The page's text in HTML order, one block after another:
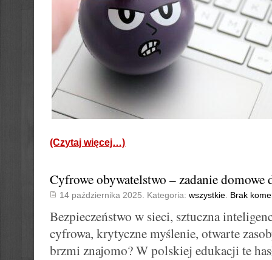
(Czytaj więcej…)
Cyfrowe obywatelstwo – zadanie domowe
14 października 2025. Kategoria:wszystkie Brak
Bezpieczeństwo w sieci, sztuczna
cyfrowa, krytyczne myślenie, otwarte
brzmi znajomo? W polskiej edukacji te